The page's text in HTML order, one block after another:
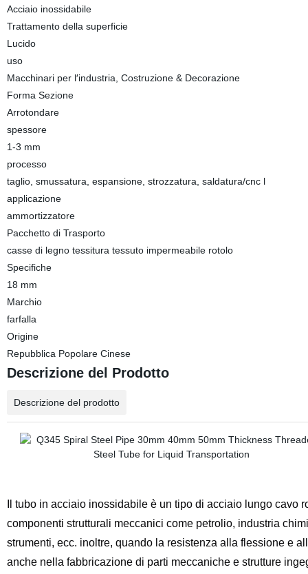
Acciaio inossidabile
Trattamento della superficie
Lucido
uso
Macchinari per l′industria, Costruzione & Decorazione
Forma Sezione
Arrotondare
spessore
1-3 mm
processo
taglio, smussatura, espansione, strozzatura, saldatura/cnc l
applicazione
ammortizzatore
Pacchetto di Trasporto
casse di legno tessitura tessuto impermeabile rotolo
Specifiche
18 mm
Marchio
farfalla
Origine
Repubblica Popolare Cinese
Descrizione del Prodotto
Descrizione del prodotto
Il tubo in acciaio inossidabile è un tipo di acciaio lungo
componenti strutturali meccanici come petrolio, industria
strumenti, ecc. inoltre, quando la resistenza alla flessione e
anche nella fabbricazione di parti meccaniche e strutture